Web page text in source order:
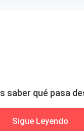
saber qué pasa
Sigue Leyendo